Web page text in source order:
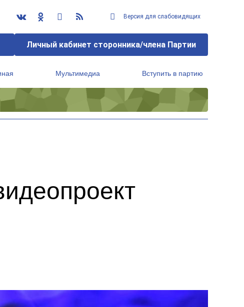
Версия для слабовидящих
Личный кабинет сторонника/члена Партии
Мультимедиа Вступить в партию